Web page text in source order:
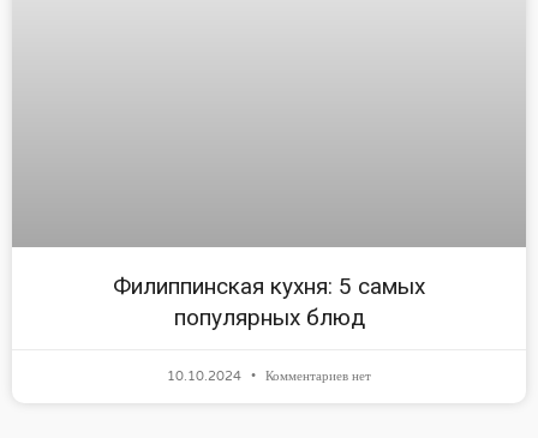
Филиппинская кухня: 5 самых
популярных блюд
10.10.2024 Комментариев нет